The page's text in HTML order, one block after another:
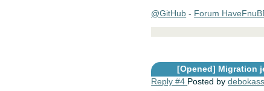
@GitHub - Forum
[Opened] Migration
Reply #4 Posted bydebokass